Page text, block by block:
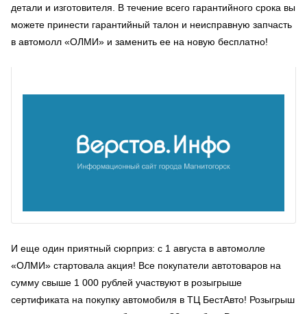
детали и изготовителя. В течение всего гарантийного срока вы
можете принести гарантийный талон и неисправную запчасть
в автомолл «ОЛМИ» и заменить ее на новую бесплатно!
И еще один приятный сюрприз: с 1 августа в автомолле
«ОЛМИ» стартовала акция! Все покупатели автотоваров на
сумму свыше 1 000 рублей участвуют в розыгрыше
сертификата на покупку автомобиля в ТЦ БестАвто! Розыгрыш